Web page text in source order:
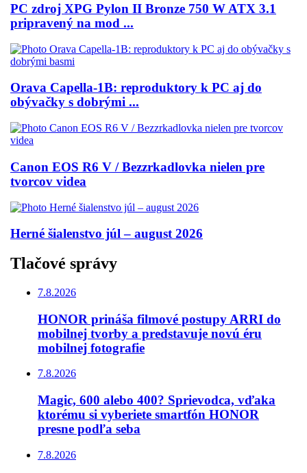
PC zdroj XPG Pylon II Bronze 750 W ATX 3.1
pripravený na mod ...
Orava Capella-1B: reproduktory k PC aj do
obývačky s dobrými ...
Canon EOS R6 V / Bezzrkadlovka nielen pre
tvorcov videa
Herné šialenstvo júl – august 2026
Tlačové správy
7.8.2026
HONOR prináša filmové postupy ARRI do
mobilnej tvorby a predstavuje novú éru
mobilnej fotografie
7.8.2026
Magic, 600 alebo 400? Sprievodca, vďaka
ktorému si vyberiete smartfón HONOR
presne podľa seba
7.8.2026